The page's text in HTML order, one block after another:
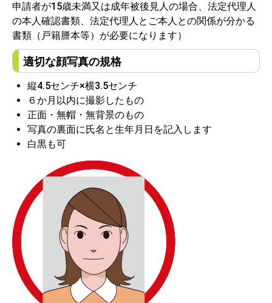
申請者が15歳未満又は成年被後見人の場合、法定代理人
の本人確認書類、法定代理人とご本人との関係が分かる
書類（戸籍謄本等）が必要になります）
適切な顔写真の規格
縦4.5センチ×横3.5センチ
６か月以内に撮影したもの
正面・無帽・無背景のもの
写真の裏面に氏名と生年月日を記入します
白黒も可